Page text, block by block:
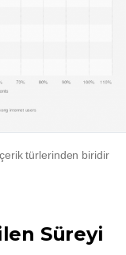
türlerinden biridir
Süreyi